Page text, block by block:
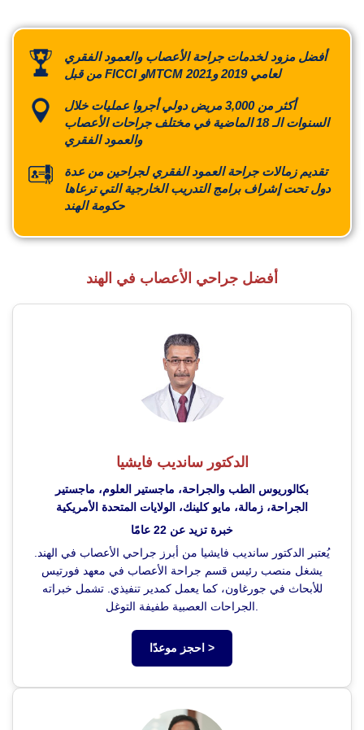
أفضل مزود لخدمات جراحة الأعصاب والعمود الفقري
من قبل FICCI وMTCM لعامي 2019 و2021
أكثر من 3,000 مريض دولي أجروا عمليات خلال
السنوات الـ 18 الماضية في مختلف جراحات الأعصاب
والعمود الفقري
تقديم زمالات جراحة العمود الفقري لجراحين من عدة
دول تحت إشراف برامج التدريب الخارجية التي ترعاها
حكومة الهند
أفضل جراحي الأعصاب في الهند
الدكتور سانديب فايشيا
بكالوريوس الطب والجراحة، ماجستير العلوم، ماجستير
الجراحة، زمالة، مايو كلينك، الولايات المتحدة الأمريكية
خبرة تزيد عن 22 عامًا
يُعتبر الدكتور سانديب فايشيا من أبرز جراحي الأعصاب في الهند.
يشغل منصب رئيس قسم جراحة الأعصاب في معهد فورتيس
للأبحاث في جورغاون، كما يعمل كمدير تنفيذي. تشمل خبراته
احجز موعدًا >